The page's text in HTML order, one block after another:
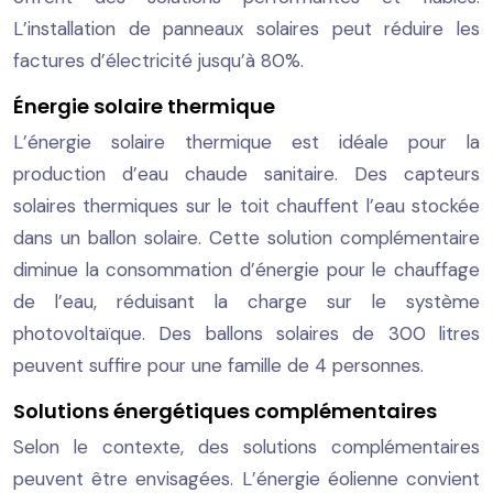
L’installation de panneaux solaires peut réduire les
factures d’électricité jusqu’à 80%.
Énergie solaire thermique
L’énergie solaire thermique est idéale pour la
production d’eau chaude sanitaire. Des capteurs
solaires thermiques sur le toit chauffent l’eau stockée
dans un ballon solaire. Cette solution complémentaire
diminue la consommation d’énergie pour le chauffage
de l’eau, réduisant la charge sur le système
photovoltaïque. Des ballons solaires de 300 litres
peuvent suffire pour une famille de 4 personnes.
Solutions énergétiques complémentaires
Selon le contexte, des solutions complémentaires
peuvent être envisagées. L’énergie éolienne convient